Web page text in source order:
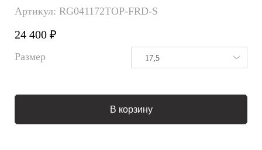
Артикул: RG041172TOP-FRD-S
24 400 ₽
Размер 17,5
В корзину